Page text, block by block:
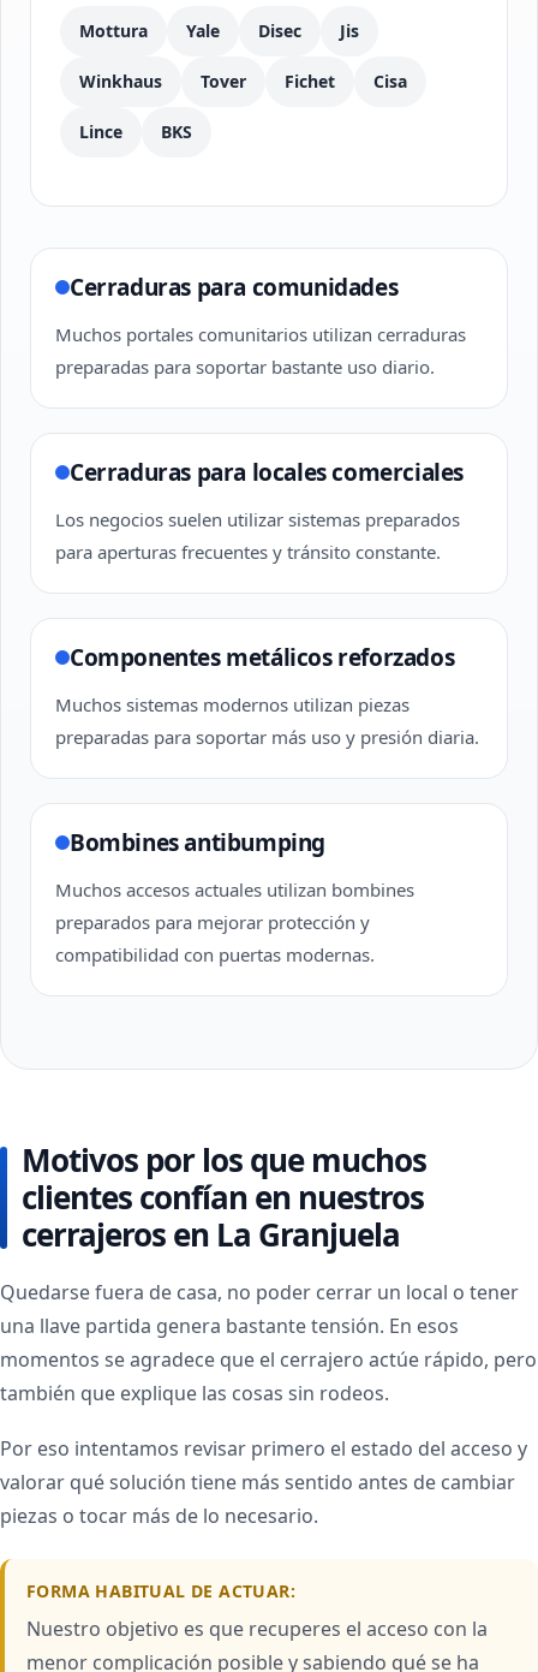
Mottura Yale Disec Jis
Winkhaus Tover Fichet Cisa
Lince BKS
Cerraduras para comunidades
Muchos portales comunitarios utilizan cerraduras
preparadas para soportar bastante uso diario.
Cerraduras para locales comerciales
Los negocios suelen utilizar sistemas preparados
para aperturas frecuentes y tránsito constante.
Componentes metálicos reforzados
Muchos sistemas modernos utilizan piezas
preparadas para soportar más uso y presión diaria.
Bombines antibumping
Muchos accesos actuales utilizan bombines
preparados para mejorar protección y
compatibilidad con puertas modernas.
Motivos por los que muchos
clientes confían en nuestros
cerrajeros en La Granjuela
Quedarse fuera de casa, no poder cerrar un local o tener
una llave partida genera bastante tensión. En esos
momentos se agradece que el cerrajero actúe rápido, pero
también que explique las cosas sin rodeos.
Por eso intentamos revisar primero el estado del acceso y
valorar qué solución tiene más sentido antes de cambiar
piezas o tocar más de lo necesario.
FORMA HABITUAL DE ACTUAR:
Nuestro objetivo es que recuperes el acceso con la
menor complicación posible y sabiendo qué se ha